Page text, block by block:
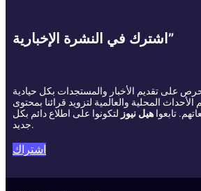
اشترك في النشرة الإخبارية”
على تقديم الأخبار والمستجدات بكل حيادية
المحلية والعالمية لتزويد قرائنا بمحتوى
تابعوا هيل نيوز لتكونوا على اطلاع دائم بكل
جديد.
اشتراك